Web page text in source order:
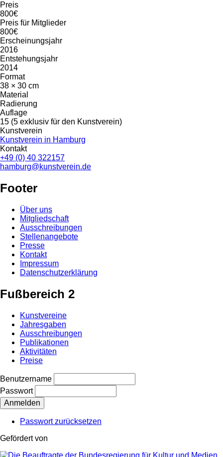
Preis
800€
Preis für Mitglieder
800€
Erscheinungsjahr
2016
Entstehungsjahr
2014
Format
38 × 30 cm
Material
Radierung
Auflage
15 (5 exklusiv für den Kunstverein)
Kunstverein
Kunstverein in Hamburg
Kontakt
+49 (0) 40 322157
hamburg@kunstverein.de
Footer
Über uns
Mitgliedschaft
Ausschreibungen
Stellenangebote
Presse
Kontakt
Impressum
Datenschutzerklärung
Fußbereich 2
Kunstvereine
Jahresgaben
Ausschreibungen
Publikationen
Aktivitäten
Preise
Benutzername
Passwort
Passwort zurücksetzen
Gefördert von